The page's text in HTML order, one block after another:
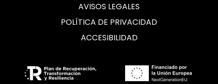
AVISOS LEGALES
POLÍTICA DE PRIVACIDAD
ACCESIBILIDAD